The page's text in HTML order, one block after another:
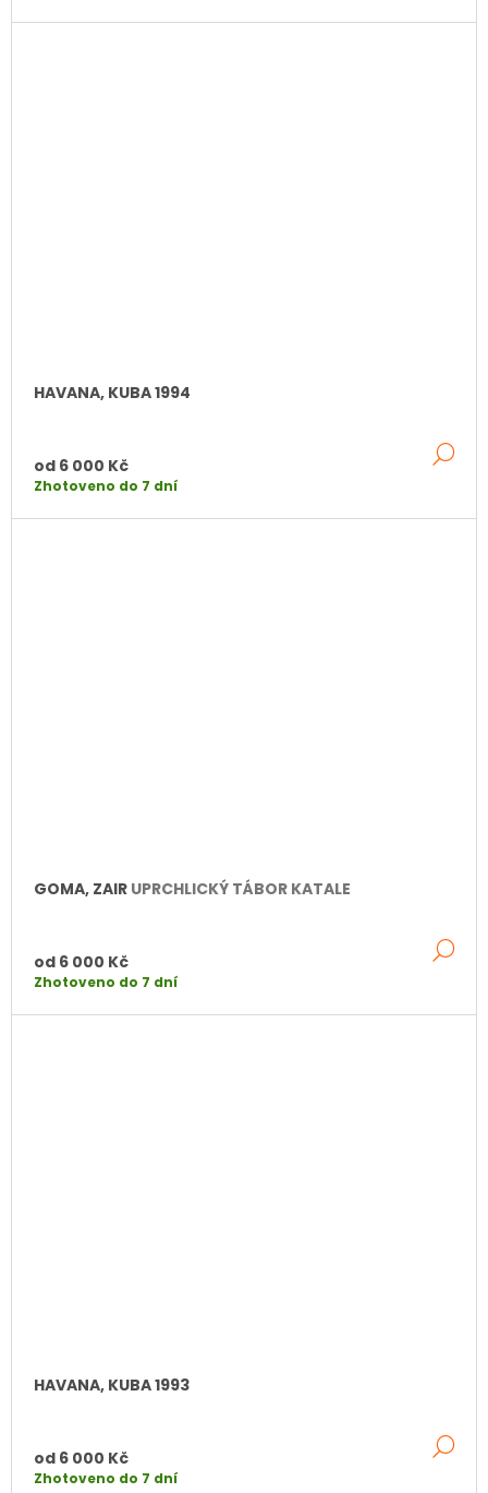
HAVANA, KUBA 1994
od 6 000 Kč
Zhotoveno do 7 dní
GOMA, ZAIR UPRCHLICKÝ TÁBOR KATALE
od 6 000 Kč
Zhotoveno do 7 dní
HAVANA, KUBA 1993
od 6 000 Kč
Zhotoveno do 7 dní